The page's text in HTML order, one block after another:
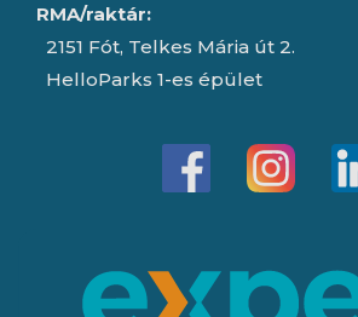
RMA/raktár:
2151 Fót, Telkes Mária út 2.
HelloParks 1-es épület